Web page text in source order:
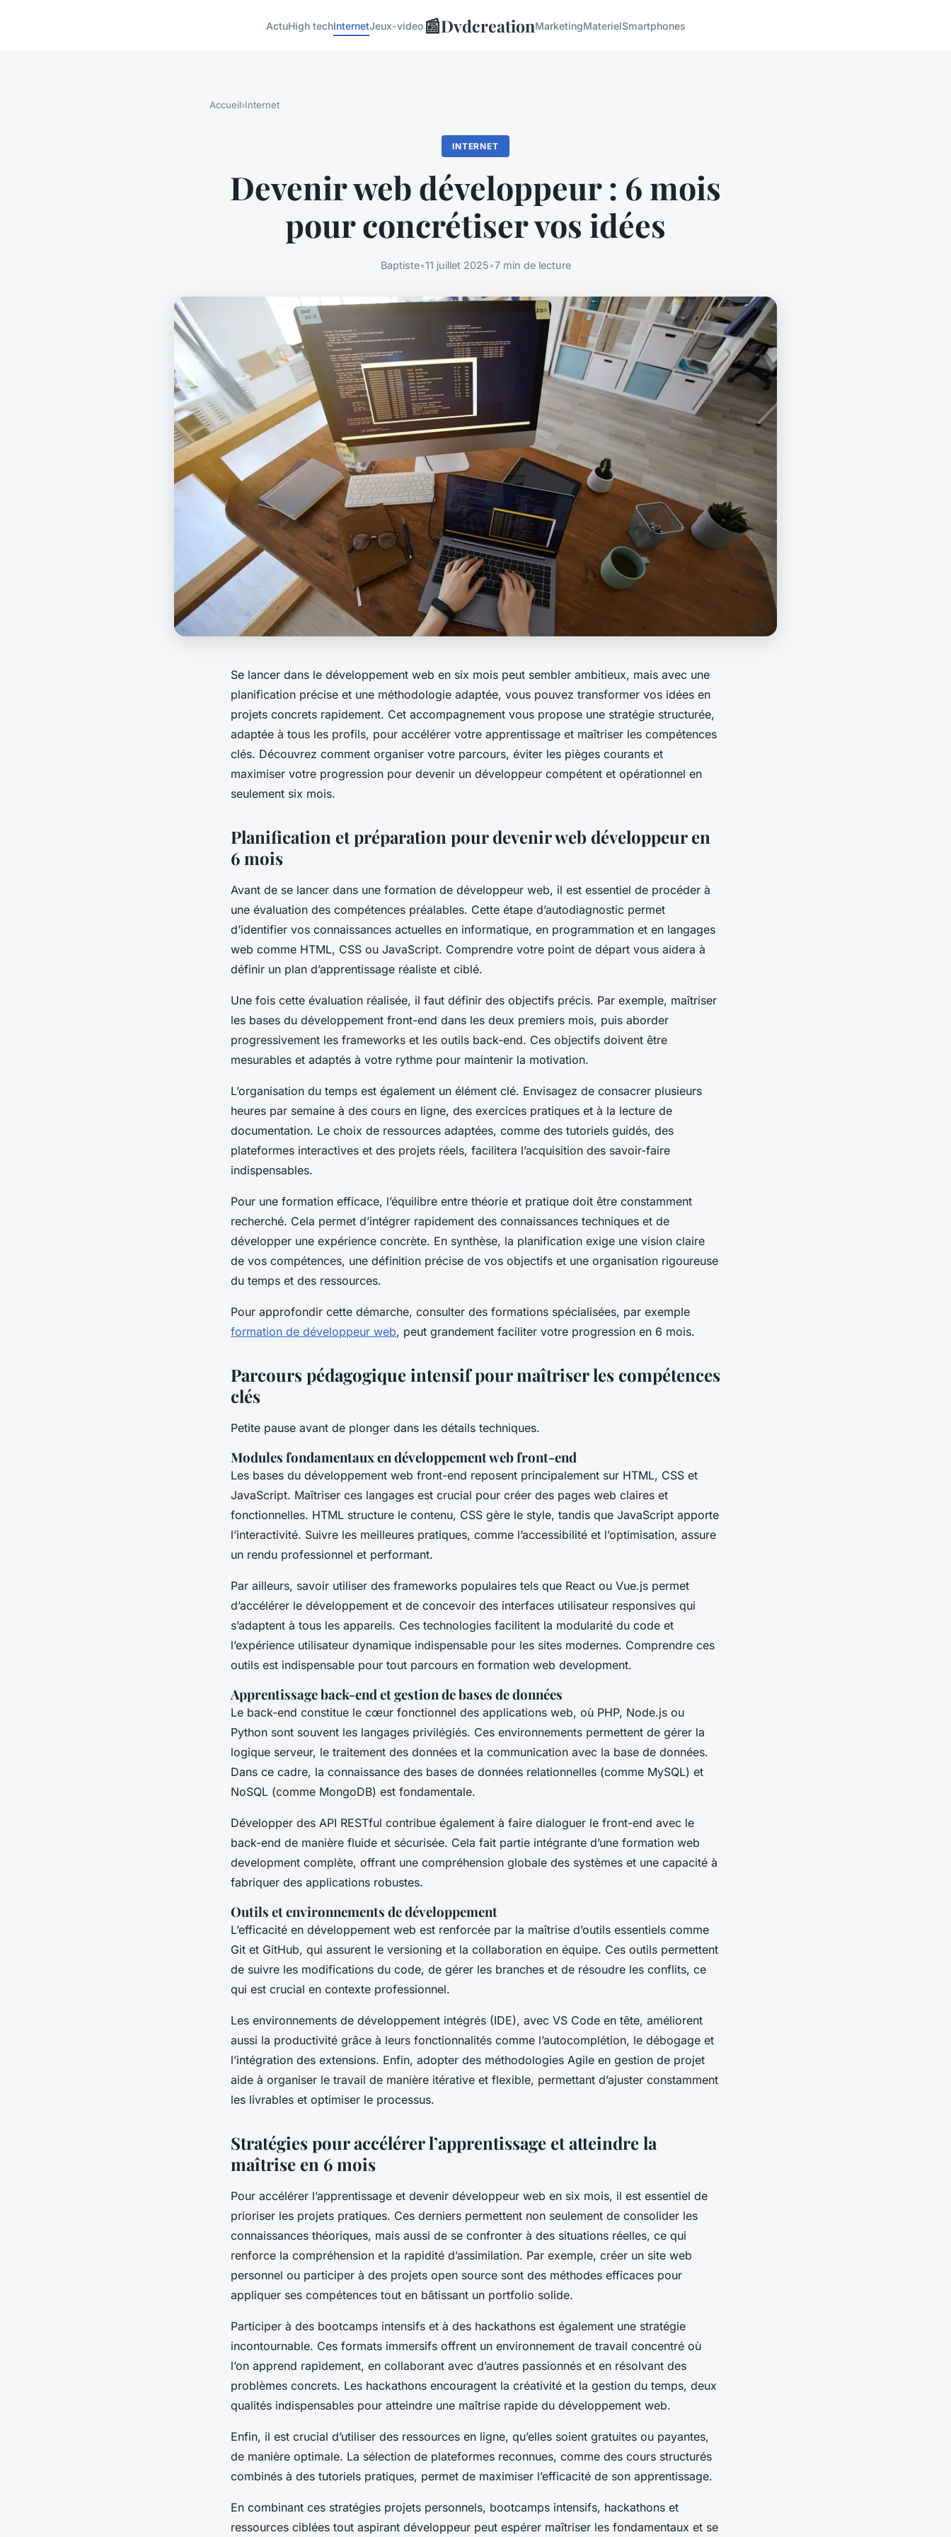
ActuHigh techInternetJeux-video 📰DvdcreationMarketingMaterielSmartphones
Accueil›Internet
INTERNET
Devenir web développeur : 6 mois
pour concrétiser vos idées
Baptiste•11 juillet 2025•7 min de lecture
Se lancer dans le développement web en six mois peut sembler ambitieux, mais avec une
planification précise et une méthodologie adaptée, vous pouvez transformer vos idées en
projets concrets rapidement. Cet accompagnement vous propose une stratégie structurée,
adaptée à tous les profils, pour accélérer votre apprentissage et maîtriser les compétences
clés. Découvrez comment organiser votre parcours, éviter les pièges courants et
maximiser votre progression pour devenir un développeur compétent et opérationnel en
seulement six mois.
Planification et préparation pour devenir web développeur en
6 mois
Avant de se lancer dans une formation de développeur web, il est essentiel de procéder à
une évaluation des compétences préalables. Cette étape d’autodiagnostic permet
d’identifier vos connaissances actuelles en informatique, en programmation et en langages
web comme HTML, CSS ou JavaScript. Comprendre votre point de départ vous aidera à
définir un plan d’apprentissage réaliste et ciblé.
Une fois cette évaluation réalisée, il faut définir des objectifs précis. Par exemple, maîtriser
les bases du développement front-end dans les deux premiers mois, puis aborder
progressivement les frameworks et les outils back-end. Ces objectifs doivent être
mesurables et adaptés à votre rythme pour maintenir la motivation.
L’organisation du temps est également un élément clé. Envisagez de consacrer plusieurs
heures par semaine à des cours en ligne, des exercices pratiques et à la lecture de
documentation. Le choix de ressources adaptées, comme des tutoriels guidés, des
plateformes interactives et des projets réels, facilitera l’acquisition des savoir-faire
indispensables.
Pour une formation efficace, l’équilibre entre théorie et pratique doit être constamment
recherché. Cela permet d’intégrer rapidement des connaissances techniques et de
développer une expérience concrète. En synthèse, la planification exige une vision claire
de vos compétences, une définition précise de vos objectifs et une organisation rigoureuse
du temps et des ressources.
Pour approfondir cette démarche, consulter des formations spécialisées, par exemple
formation de développeur web, peut grandement faciliter votre progression en 6 mois.
Parcours pédagogique intensif pour maîtriser les compétences
clés
Petite pause avant de plonger dans les détails techniques.
Modules fondamentaux en développement web front-end
Les bases du développement web front-end reposent principalement sur HTML, CSS et
JavaScript. Maîtriser ces langages est crucial pour créer des pages web claires et
fonctionnelles. HTML structure le contenu, CSS gère le style, tandis que JavaScript apporte
l’interactivité. Suivre les meilleures pratiques, comme l’accessibilité et l’optimisation, assure
un rendu professionnel et performant.
Par ailleurs, savoir utiliser des frameworks populaires tels que React ou Vue.js permet
d’accélérer le développement et de concevoir des interfaces utilisateur responsives qui
s’adaptent à tous les appareils. Ces technologies facilitent la modularité du code et
l’expérience utilisateur dynamique indispensable pour les sites modernes. Comprendre ces
outils est indispensable pour tout parcours en formation web development.
Apprentissage back-end et gestion de bases de données
Le back-end constitue le cœur fonctionnel des applications web, où PHP, Node.js ou
Python sont souvent les langages privilégiés. Ces environnements permettent de gérer la
logique serveur, le traitement des données et la communication avec la base de données.
Dans ce cadre, la connaissance des bases de données relationnelles (comme MySQL) et
NoSQL (comme MongoDB) est fondamentale.
Développer des API RESTful contribue également à faire dialoguer le front-end avec le
back-end de manière fluide et sécurisée. Cela fait partie intégrante d’une formation web
development complète, offrant une compréhension globale des systèmes et une capacité à
fabriquer des applications robustes.
Outils et environnements de développement
L’efficacité en développement web est renforcée par la maîtrise d’outils essentiels comme
Git et GitHub, qui assurent le versioning et la collaboration en équipe. Ces outils permettent
de suivre les modifications du code, de gérer les branches et de résoudre les conflits, ce
qui est crucial en contexte professionnel.
Les environnements de développement intégrés (IDE), avec VS Code en tête, améliorent
aussi la productivité grâce à leurs fonctionnalités comme l’autocomplétion, le débogage et
l’intégration des extensions. Enfin, adopter des méthodologies Agile en gestion de projet
aide à organiser le travail de manière itérative et flexible, permettant d’ajuster constamment
les livrables et optimiser le processus.
Stratégies pour accélérer l’apprentissage et atteindre la
maîtrise en 6 mois
Pour accélérer l’apprentissage et devenir développeur web en six mois, il est essentiel de
prioriser les projets pratiques. Ces derniers permettent non seulement de consolider les
connaissances théoriques, mais aussi de se confronter à des situations réelles, ce qui
renforce la compréhension et la rapidité d’assimilation. Par exemple, créer un site web
personnel ou participer à des projets open source sont des méthodes efficaces pour
appliquer ses compétences tout en bâtissant un portfolio solide.
Participer à des bootcamps intensifs et à des hackathons est également une stratégie
incontournable. Ces formats immersifs offrent un environnement de travail concentré où
l’on apprend rapidement, en collaborant avec d’autres passionnés et en résolvant des
problèmes concrets. Les hackathons encouragent la créativité et la gestion du temps, deux
qualités indispensables pour atteindre une maîtrise rapide du développement web.
Enfin, il est crucial d’utiliser des ressources en ligne, qu’elles soient gratuites ou payantes,
de manière optimale. La sélection de plateformes reconnues, comme des cours structurés
combinés à des tutoriels pratiques, permet de maximiser l’efficacité de son apprentissage.
En combinant ces stratégies projets personnels, bootcamps intensifs, hackathons et
ressources ciblées tout aspirant développeur peut espérer maîtriser les fondamentaux et se